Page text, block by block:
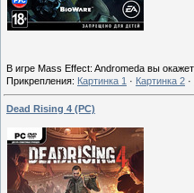
В игре Mass Effect: Andromeda вы
Прикрепления: Картинка 1 · Картинка 2 ·
Dead Rising 4 (PC)